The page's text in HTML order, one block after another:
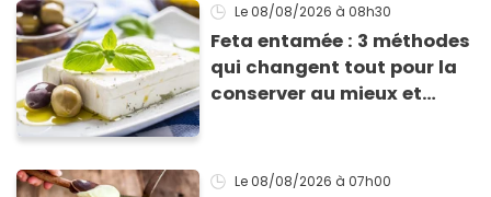
Le 08/08/2026 à 08h30
Feta entamée : 3 méthodes
qui changent tout pour la
conserver au mieux et
Le 08/08/2026 à 07h00